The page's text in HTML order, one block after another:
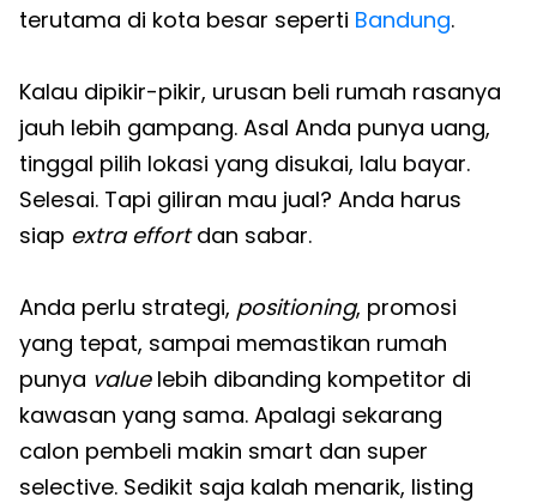
terutama di kota besar seperti Bandung.
Kalau dipikir-pikir, urusan beli rumah rasanya
jauh lebih gampang. Asal Anda punya uang,
tinggal pilih lokasi yang disukai, lalu bayar.
Selesai. Tapi giliran mau jual? Anda harus
siap extra effortdan sabar.
Anda perlu strategi, positioning, promosi
yang tepat, sampai memastikan rumah
punya valuelebih dibanding kompetitor di
kawasan yang sama. Apalagi sekarang
calon pembeli makin smart dan super
selective. Sedikit saja kalah menarik, listing